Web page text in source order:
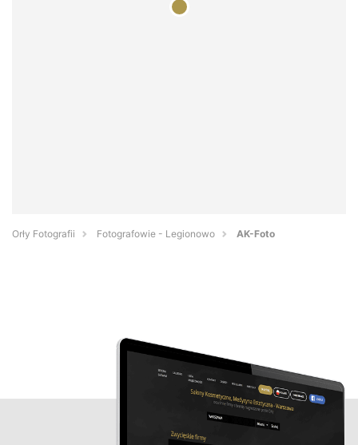
Orły Fotografii Fotografowie - Legionowo AK-Foto